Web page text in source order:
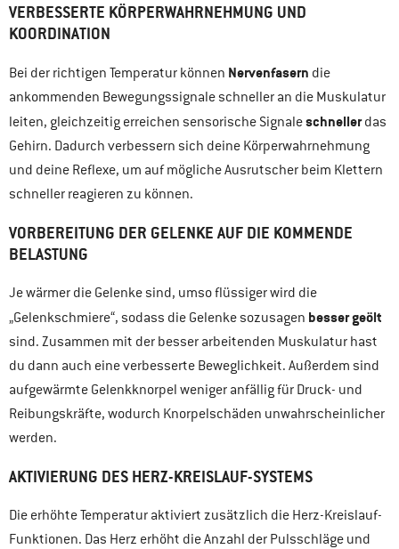
VERBESSERTE KÖRPERWAHRNEHMUNG UND
KOORDINATION
Bei der richtigen Temperatur können Nervenfasern die
ankommenden Bewegungssignale schneller an die Muskulatur
leiten, gleichzeitig erreichen sensorische Signaleschnellerdas
Gehirn. Dadurch verbessern sich deine Körperwahrnehmung
und deine Reflexe, um auf mögliche Ausrutscher beim Klettern
schneller reagieren zu können.
VORBEREITUNG DER GELENKE AUF DIE KOMMENDE
BELASTUNG
Je wärmer die Gelenke sind, umso flüssiger wird die
„Gelenkschmiere“, sodass die Gelenke sozusagen besser geölt
sind. Zusammen mit der besser arbeitenden Muskulatur hast
du dann auch eine verbesserte Beweglichkeit. Außerdem sind
aufgewärmte Gelenkknorpel weniger anfällig für Druck- und
Reibungskräfte, wodurch Knorpelschäden unwahrscheinlicher
werden.
AKTIVIERUNG DES HERZ-KREISLAUF-SYSTEMS
Die erhöhte Temperatur aktiviert zusätzlich die Herz-Kreislauf-
Funktionen. Das Herz erhöht die Anzahl der Pulsschläge und